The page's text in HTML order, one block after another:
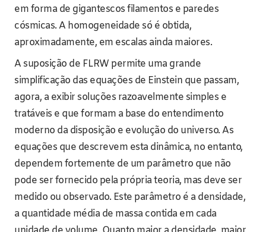
em forma de gigantescos filamentos e paredes
cósmicas. A homogeneidade só é obtida,
aproximadamente, em escalas ainda maiores.
A suposição de FLRW permite uma grande
simplificação das equações de Einstein que passam,
agora, a exibir soluções razoavelmente simples e
tratáveis e que formam a base do entendimento
moderno da disposição e evolução do universo. As
equações que descrevem esta dinâmica, no entanto,
dependem fortemente de um parâmetro que não
pode ser fornecido pela própria teoria, mas deve ser
medido ou observado. Este parâmetro é a densidade,
a quantidade média de massa contida em cada